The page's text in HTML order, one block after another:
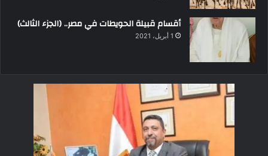
أقسام قبيلة الحويطات في مصر.. (الجزء الثالث)
1 أبريل، 2021